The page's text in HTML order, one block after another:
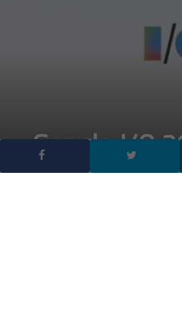
Google I/O
diventa il